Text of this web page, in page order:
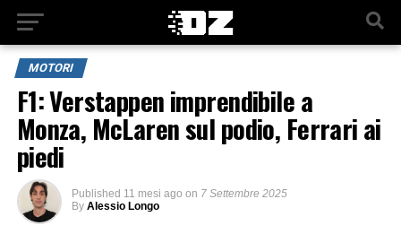
MOTORI
F1: Verstappen imprendibile a
Monza, McLaren sul podio, Ferrari ai
piedi
Published 11 mesi ago on 7 Settembre 2025
By Alessio Longo